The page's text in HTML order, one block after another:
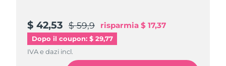
$ 42,53 $ 59,9 risparmia $ 17,37
Dopo il coupon: $ 29,77
IVA e dazi incl.